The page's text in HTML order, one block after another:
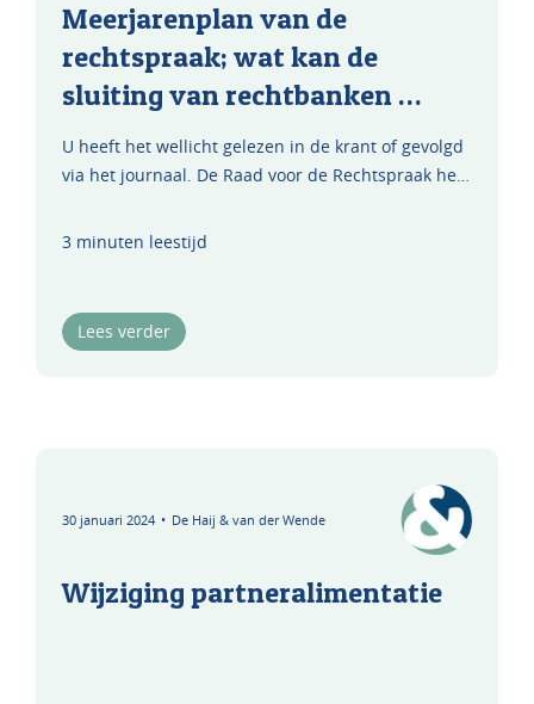
Meerjarenplan van de
rechtspraak; wat kan de
sluiting van rechtbanken …
U heeft het wellicht gelezen in de krant of gevolgd
via het journaal. De Raad voor de Rechtspraak he…
3 minuten leestijd
Lees verder
30 januari 2024 • De Haij & van der Wende
Wijziging partneralimentatie